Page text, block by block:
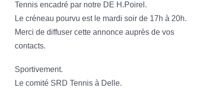
Tennis encadré par notre DE H.Poirel.
Le créneau pourvu est le mardi soir de 17h à 20h.
Merci de diffuser cette annonce auprès de vos
contacts.
Sportivement.
Le comité SRD Tennis à Delle.